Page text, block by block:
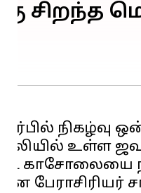
சிறந்த
நிகழ்வு
உள்ள
காசோலையை